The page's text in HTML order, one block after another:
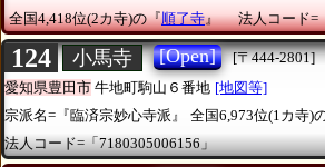
全国4,418位(2カ寺)の『順了寺』 法人コード=
124 小馬寺 [Open]
[〒444-2801]
愛知県豊田市 牛地町駒山６番地 [地図等]
宗派名=『臨済宗妙心寺派』
全国6,973位(1カ寺)
法人コード=「7180305006156」